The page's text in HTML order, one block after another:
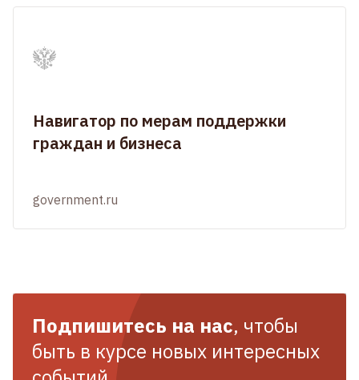
Навигатор по мерам поддержки
граждан и бизнеса
government.ru
Подпишитесь на нас, чтобы
быть в курсе новых интересных